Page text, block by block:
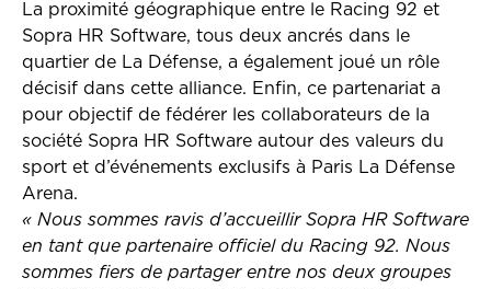
La proximité géographique entre le Racing 92 et
Sopra HR Software, tous deux ancrés dans le
quartier de La Défense, a également joué un rôle
décisif dans cette alliance. Enfin, ce partenariat a
pour objectif de fédérer les collaborateurs de la
société Sopra HR Software autour des valeurs du
sport et d’événements exclusifs à Paris La Défense
Arena.
« Nous sommes ravis d’accueillir Sopra HR Software
en tant que partenaire officiel du Racing 92. Nous
sommes fiers de partager entre nos deux groupes